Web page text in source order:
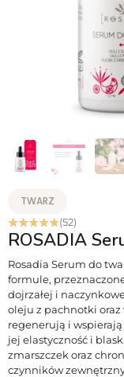
TWARZ
☆☆☆☆☆(52)
ROSADIA
Rosadia Serum do
formule,
dojrzałej i
oleju z pachnotki
regenerują i
jej elastyczność i
zmarszczek oraz
czynników